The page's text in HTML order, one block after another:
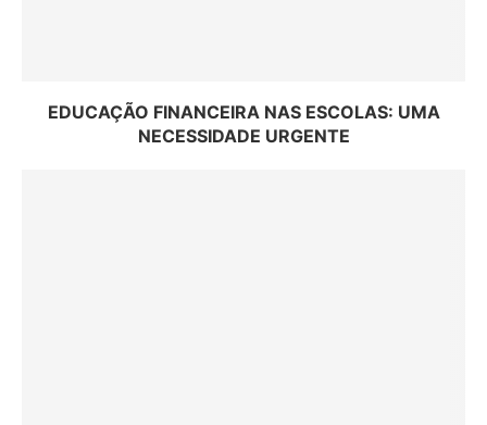
EDUCAÇÃO FINANCEIRA NAS ESCOLAS: UMA
NECESSIDADE URGENTE